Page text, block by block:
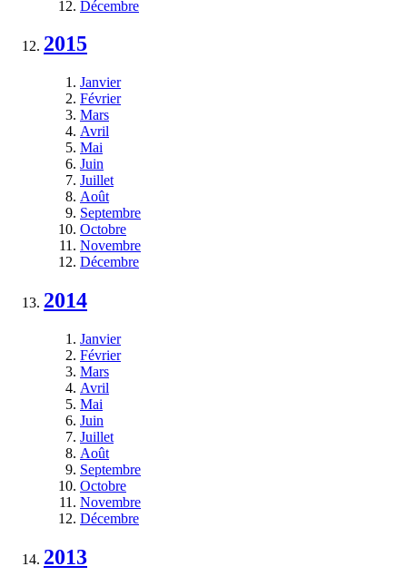
Décembre
2015
Janvier
Février
Mars
Avril
Mai
Juin
Juillet
Août
Septembre
Octobre
Novembre
Décembre
2014
Janvier
Février
Mars
Avril
Mai
Juin
Juillet
Août
Septembre
Octobre
Novembre
Décembre
2013